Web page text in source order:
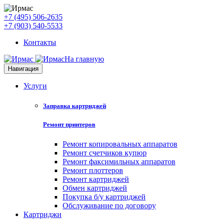
+7 (495) 506-2635
+7 (903) 540-5533
Контакты
На главную
Навигация
Услуги
Заправка картриджей
Ремонт принтеров
Ремонт копировальных аппаратов
Ремонт счетчиков купюр
Ремонт факсимильных аппаратов
Ремонт плоттеров
Ремонт картриджей
Обмен картриджей
Покупка б/у картриджей
Обслуживание по договору
Картриджи